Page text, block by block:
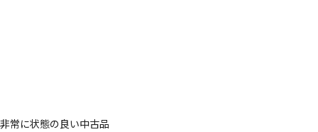
常に状態の良い中古品